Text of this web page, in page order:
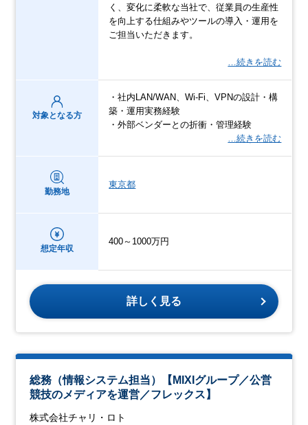
く、変化に柔軟な当社で、従業員の生産性
を向上する仕組みやツールの導入・運用を
ご担当いただきます。
…続きを読む
対象となる方
・社内LAN/WAN、Wi-Fi、VPNの設計・構
築・運用実務経験
・外部ベンダーとの折衝・管理経験
…続きを読む
勤務地
東京都
想定年収
400～1000万円
詳しく見る
総務（情報システム担当）【MIXIグループ／公営
競技のメディアを運営／フレックス】
株式会社チャリ・ロト